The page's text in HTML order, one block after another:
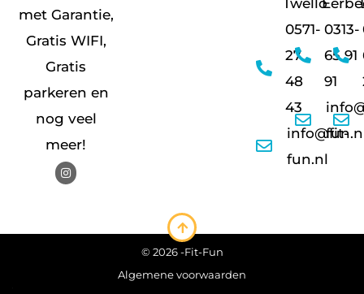
met Garantie,
Gratis WIFI,
Gratis
parkeren en
nog veel
meer!
Twello
0571-
27
48
43
info@fit-
fun.nl
0313-
65 91
91
© 2026 -Fit-Fun
Algemene voorwaarden